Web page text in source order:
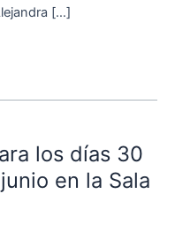
[…]
los días 30
en la Sala